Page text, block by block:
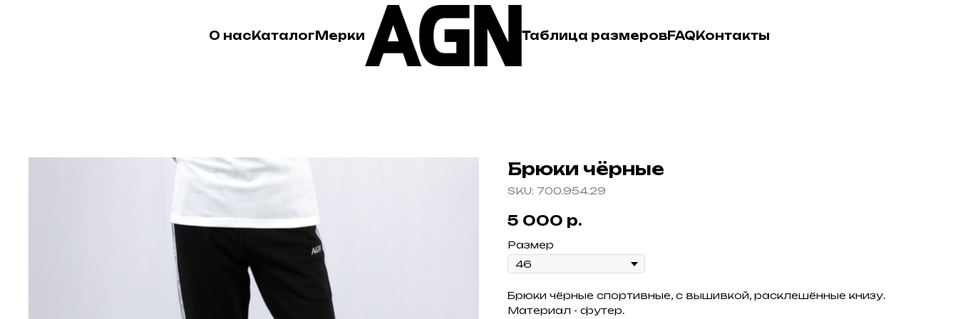
О нас Каталог Мерки Таблица размеров FAQ Контакты
Брюки чёрные
SKU: 700.954.29
5 000 р.
Размер
Брюки чёрные спортивные, с вышивкой, расклешённые книзу.
Материал - футер.